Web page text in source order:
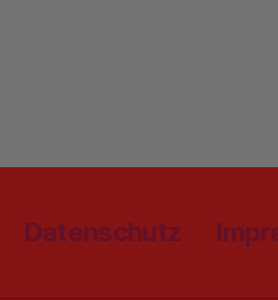
Datenschutz